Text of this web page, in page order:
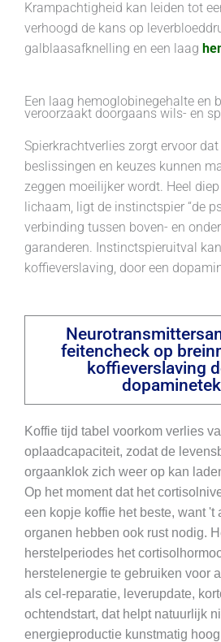
Krampachtigheid kan leiden tot
verhoogd de kans op
galblaasafknelling en een laag
Een laag hemoglobinegehalte en
veroorzaakt doorgaans wils- en
Spierkrachtverlies zorgt ervoor
beslissingen en keuzes kunnen
zeggen moeilijker wordt. Heel
lichaam, ligt de instinctspier “de
verbinding tussen boven- en
garanderen. Instinctspieruitval
koffieverslaving, door een
feitencheck op
koffieverslaving
Koffie tijd tabel voorkom verlies
oplaadcapaciteit, zodat de
orgaanklok zich weer op kan
Op het moment dat het
een kopje koffie het beste, want 't
organen hebben ook rust nodig.
herstelperiodes het
herstelenergie te gebruiken voor
als cel-reparatie, leverupdate,
ochtendstart, dat helpt natuurlijk
energieproductie kunstmatig